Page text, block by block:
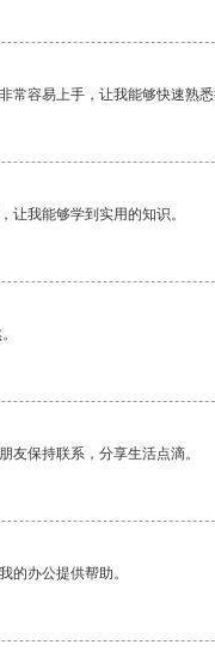
常容易上手，让我能够快速熟
让我能够学到实用的知识。
友保持联系，分享生活点滴。
的办公提供帮助。